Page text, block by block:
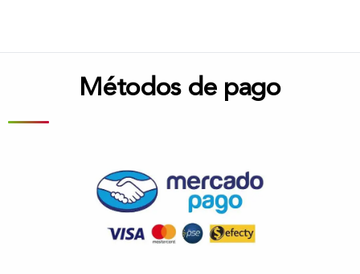
Métodos de pago